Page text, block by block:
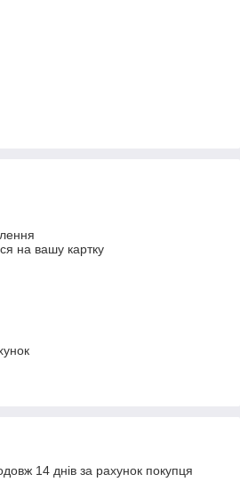
на вашу картку
14 днів за рахунок покупця